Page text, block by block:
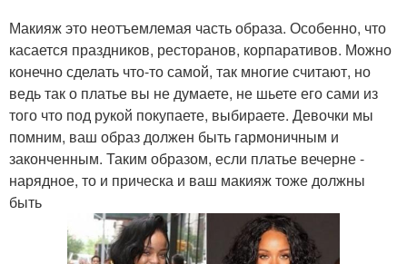
Макияж это неотъемлемая часть образа. Особенно, что
касается праздников, ресторанов, корпаративов. Можно
конечно сделать что-то самой, так многие считают, но
ведь так о платье вы не думаете, не шьете его сами из
того что под рукой покупаете, выбираете. Девочки мы
помним, ваш образ должен быть гармоничным и
законченным. Таким образом, если платье вечерне -
нарядное, то и прическа и ваш макияж тоже должны
быть